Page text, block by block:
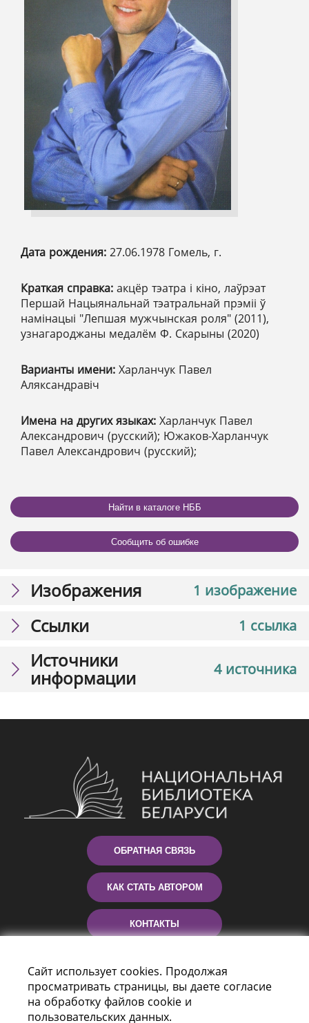
Дата рождения: 27.06.1978 Гомель, г.
Краткая справка: акцёр тэатра і кіно, лаўрэат
Першай Нацыянальнай тэатральнай прэміі ў
намінацыі "Лепшая мужчынская роля" (2011),
узнагароджаны медалём Ф. Скарыны (2020)
Варианты имени: Харланчук Павел
Аляксандравіч
Имена на других языках: Харланчук Павел
Александрович (русский); Южаков-Харланчук
Павел Александрович (русский);
Найти в каталоге НББ
Сообщить об ошибке
1 изображение
Изображения
1 ссылка
Ссылки
4 источника
Источники
информации
ОБРАТНАЯ СВЯЗЬ
КАК СТАТЬ АВТОРОМ
КОНТАКТЫ
Сайт использует cookies. Продолжая
просматривать страницы, вы даете согласие
на обработку файлов cookie и
пользовательских данных.